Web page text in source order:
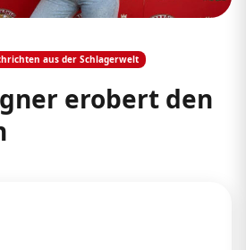
aus der Schlagerwelt
erobert den